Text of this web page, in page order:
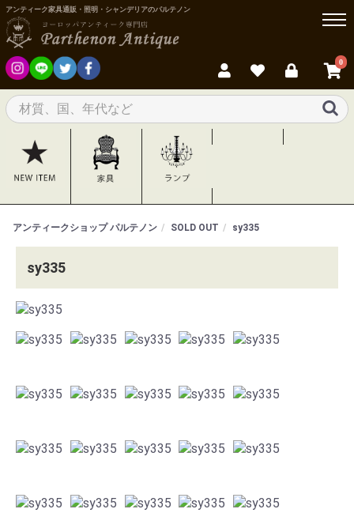
アンティーク家具通販・照明・シャンデリアのパルテノン
0
アンティークショップ パルテノン SOLD OUT sy335
sy335